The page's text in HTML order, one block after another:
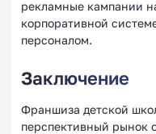
рекламные кампании
корпоративной
персоналом.
Заключение
Франшиза детской
перспективный рынок